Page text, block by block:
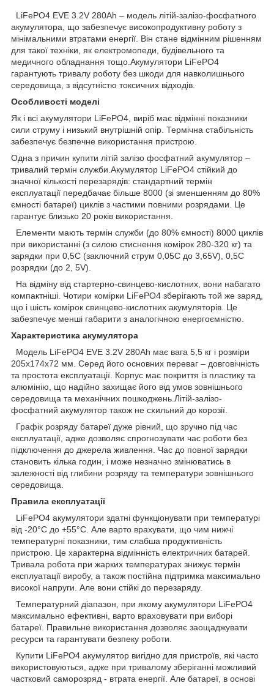
LiFePO4 EVE 3.2V 280Ah – модель літій-залізо-фосфатного
акумулятора, що забезпечує високопродуктивну роботу з
мінімальними втратами енергії. Він стане відмінним рішенням
для такої техніки, як електромопеди, будівельного та
медичного обладнання тощо.Акумулятори LiFePO4
гарантують тривалу роботу без шкоди для навколишнього
середовища, з відсутністю токсичних відходів.
Особливості моделі
Як і всі акумулятори LiFePO4, виріб має відмінні показники
сили струму і низький внутрішній опір. Термічна стабільність
забезпечує безпечне використання пристрою.
Одна з причин купити літій залізо фосфатний акумулятор –
тривалий термін служби.Акумулятор LiFePO4 стійкий до
значної кількості перезарядів: стандартний термін
експлуатації передбачає більше 8000 (зі зменшенням до 80%
ємності батареї) циклів з частими повними розрядами. Це
гарантує близько 20 років використання.
Елементи мають термін служби (до 80% ємності) 8000 циклів
при використанні (з силою стиснення комірок 280-320 кг) та
зарядки при 0,5C (заключний струм 0,05C до 3,65V), 0,5C
розрядки (до 2, 5V).
На відміну від стартерно-свинцево-кислотних, вони набагато
компактніші. Чотири комірки LiFePO4 зберігають той же заряд,
що і шість комірок свинцево-кислотних акумуляторів. Це
забезпечує менші габарити з аналогічною енергоємністю.
Характеристика акумулятора
Модель LiFePO4 EVE 3.2V 280Ah має вага 5,5 кг і розміри
205х174х72 мм. Серед його основних переваг – довговічність
та простота експлуатації. Корпус має покриття із пластику та
алюмінію, що надійно захищає його від умов зовнішнього
середовища та механічних пошкоджень.Літій-залізо-
фосфатний акумулятор також не схильний до корозії.
Графік розряду батареї дуже рівний, що зручно під час
експлуатації, адже дозволяє спрогнозувати час роботи без
підключення до джерела живлення. Час до повної зарядки
становить кілька годин, і може незначно змінюватись в
залежності від глибини розряду та температури зовнішнього
середовища.
Правила експлуатації
LiFePO4 акумулятори здатні функціонувати при температурі
від -20°C до +55°C. Але варто врахувати, що чим нижчі
температурні показники, тим слабша продуктивність
пристрою. Це характерна відмінність електричних батарей.
Тривала робота при жарких температурах знижує термін
експлуатації виробу, а також постійна підтримка максимально
високої напруги. Але вони стійкі до перезаряду.
Температурний діапазон, при якому акумулятори LiFePO4
максимально ефективні, варто враховувати при виборі
батареї. Правильне використання дозволяє заощаджувати
ресурси та гарантувати безпеку роботи.
Купити LiFePO4 акумулятор вигідно для пристроїв, які часто
використовуються, адже при тривалому зберіганні можливий
частковий саморозряд - втрата енергії. Але батареї, в основі